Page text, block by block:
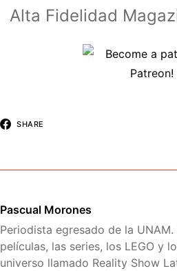
Alta Fidelidad
SHARE
Pascual Morones
Periodista egresado de la
películas, las series, los LEGO y
universo llamado Reality Show